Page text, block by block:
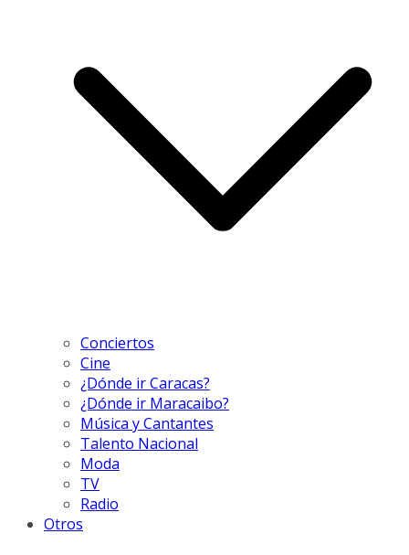
Conciertos
Cine
¿Dónde ir Caracas?
¿Dónde ir Maracaibo?
Música y Cantantes
Talento Nacional
Moda
TV
Radio
Otros